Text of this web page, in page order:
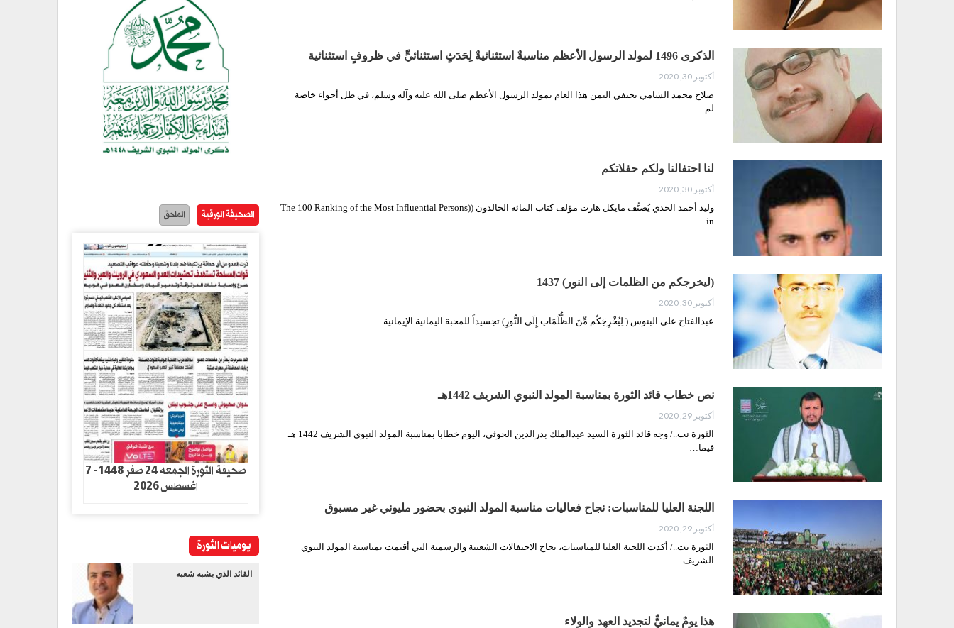
الذكرى 1496 لمولد الرسول الأعظم مناسبةٌ استثنائيةٌ لِحَدَثٍ استثنائيٍّ في ظروفٍ استثنائية
أكتوبر 30, 2020
صلاح محمد الشامي يحتفي اليمن هذا العام بمولد الرسول الأعظم صلى الله عليه وآله وسلم، في ظل أجواء خاصة
لم…
لنا احتفالنا ولكم حفلاتكم
أكتوبر 30, 2020
وليد أحمد الحدي يُصنِّف مايكل هارت مؤلف كتاب المائة الخالدون ((The 100 Ranking of the Most Influential Persons
in…
(ليخرجكم من الظلمات إلى النور) 1437
أكتوبر 30, 2020
عبدالفتاح علي البنوس ( لِيُخْرِجَكُم مِّنَ الظُّلُمَاتِ إِلَى النُّورِ) تجسيداً للمحبة اليمانية الإيمانية…
نص خطاب قائد الثورة بمناسبة المولد النبوي الشريف 1442هـ
أكتوبر 29, 2020
الثورة نت../ وجه قائد الثورة السيد عبدالملك بدرالدين الحوثي، اليوم خطابا بمناسبة المولد النبوي الشريف 1442 هـ
فيما…
اللجنة العليا للمناسبات: نجاح فعاليات مناسبة المولد النبوي بحضور مليوني غير مسبوق
أكتوبر 29, 2020
الثورة نت../ أكدت اللجنة العليا للمناسبات، نجاح الاحتفالات الشعبية والرسمية التي أقيمت بمناسبة المولد النبوي
الشريف…
هذا يومٌ يمانيٌّ لتجديد العهد والولاء
الصحيفة الورقية الملحق
صحيفة الثورة الجمعه 24 صفر 1448- 7
اغسطس 2026
يوميات الثورة
القائد الذي يشبه شعبه